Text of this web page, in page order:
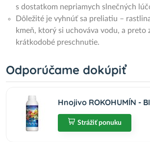
s dostatkom nepriamych slnečných
Dôležité je vyhnúť sa preliatiu –
kmeň, ktorý si uchováva vodu, a preto
krátkodobé preschnutie.
Odporúčame dokúpiť
Hnojivo ROKOHUMÍN -
Strážiť ponuku